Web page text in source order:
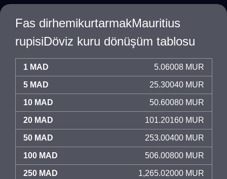
Fas dirhemikurtarmakMauritius
rupisiDöviz kuru dönüşüm tablosu
1 MAD 5.06008 MUR
5 MAD 25.30040 MUR
10 MAD 50.60080 MUR
20 MAD 101.20160 MUR
50 MAD 253.00400 MUR
100 MAD 506.00800 MUR
250 MAD 1,265.02000 MUR